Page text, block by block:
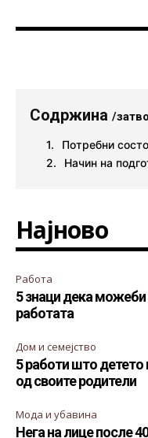
Содржина /
Потребни
Начин на
Најново
Работа
5 знаци дека можеби
работата
Дом и семејство
5 работи што детето
од своите родители
Мода и убавина
Нега на лице после